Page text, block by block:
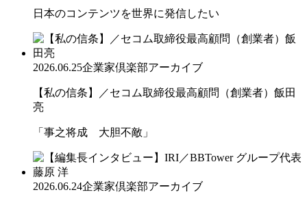
日本のコンテンツを世界に発信したい
2026.06.25企業家倶楽部アーカイブ
【私の信条】／セコム取締役最高顧問（創業者）飯田
亮
「事之将成 大胆不敵」
2026.06.24企業家倶楽部アーカイブ